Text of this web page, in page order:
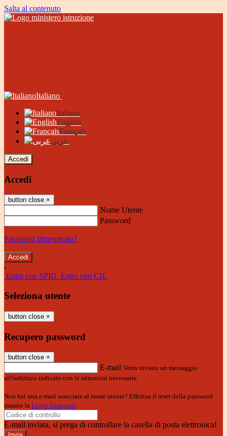
Salta al contenuto
Italiano
Italiano
English
Français
عربى
Accedi
Accedi
button close ×
Nome Utente
Password
Password dimenticata?
-
Entra con SPID Entra con CIE
Seleziona utente
button close ×
Recupero password
button close ×
E-mail Verrà inviato un messaggio
all'indirizzo indicato con le istruzioni necessarie.
Non hai una e-mail associata al nome utente? Effettua il reset della password
tramite la Login Spaggiari
E-mail inviata, si prega di controllare la casella di posta elettronica!